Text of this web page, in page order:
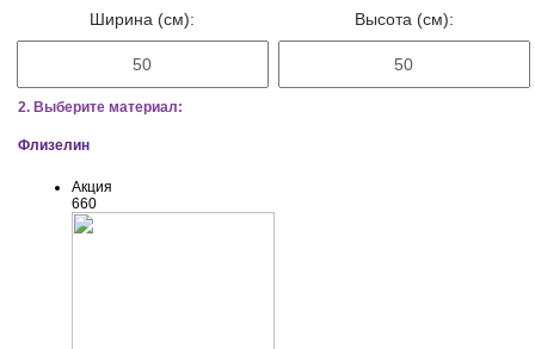
Ширина (см): Высота (см):
2. Выберите материал:
Флизелин
Акция
660